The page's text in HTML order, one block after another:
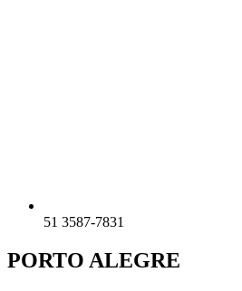
51 3587-7831
PORTO ALEGRE